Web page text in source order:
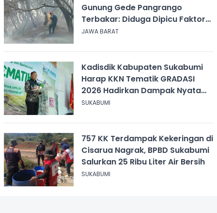
Gunung Gede Pangrango
Terbakar: Diduga Dipicu Faktor
Alam
JAWA BARAT
Kadisdik Kabupaten Sukabumi
Harap KKN Tematik GRADASI
2026 Hadirkan Dampak Nyata
bagi Masyarakat
SUKABUMI
757 KK Terdampak Kekeringan di
Cisarua Nagrak, BPBD Sukabumi
Salurkan 25 Ribu Liter Air Bersih
SUKABUMI